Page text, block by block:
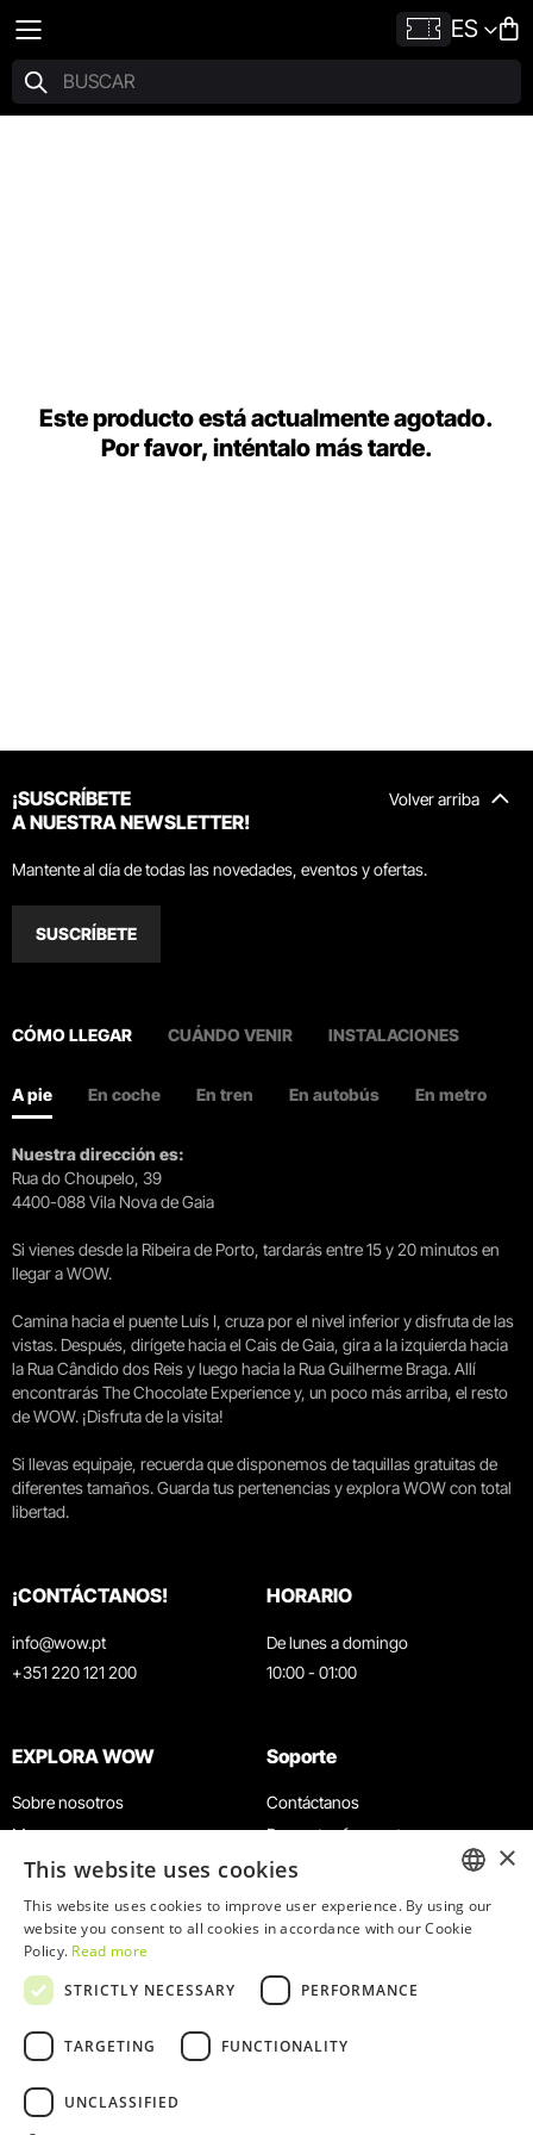
ES
Este producto está actualmente agotado.
Por favor, inténtalo más tarde.
Volver arriba
¡SUSCRÍBETE
A NUESTRA NEWSLETTER!
Mantente al día de todas las novedades, eventos y ofertas.
SUSCRÍBETE
CÓMO LLEGAR CUÁNDO VENIR INSTALACIONES
A pie En coche En tren En autobús En metro
Nuestra dirección es:
Rua do Choupelo, 39
4400-088 Vila Nova de Gaia
Si vienes desde la Ribeira de Porto, tardarás entre 15 y 20 minutos en
llegar a WOW.
Camina hacia el puente Luís I, cruza por el nivel inferior y disfruta de las
vistas. Después, dirígete hacia el Cais de Gaia, gira a la izquierda hacia
la Rua Cândido dos Reis y luego hacia la Rua Guilherme Braga. Allí
encontrarás The Chocolate Experience y, un poco más arriba, el resto
de WOW. ¡Disfruta de la visita!
Si llevas equipaje, recuerda que disponemos de taquillas gratuitas de
diferentes tamaños. Guarda tus pertenencias y explora WOW con total
libertad.
¡CONTÁCTANOS!
info@wow.pt
+351 220 121 200
HORARIO
De lunes a domingo
10:00 - 01:00
EXPLORA WOW
Sobre nosotros
Museos
Agenda
Noticias
Restaurantes
Tarjeta WOW
Grupos y eventos
Servicio educativo
Soporte
Contáctanos
Preguntas frecuentes
Términos y condiciones
Política de privacidad y cookies
Trabaja con nosotros
Libro de reclamaciones
ENGLISH
×
This website uses cookies
This website uses cookies to improve user experience. By using our
website you consent to all cookies in accordance with our Cookie
Policy. Read more
STRICTLY NECESSARY
PERFORMANCE
TARGETING FUNCTIONALITY
UNCLASSIFIED